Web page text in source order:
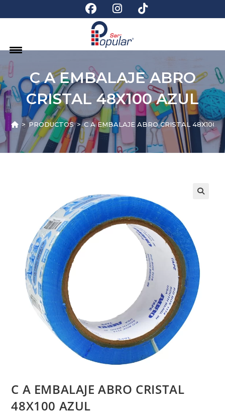
C A EMBALAJE ABRO
CRISTAL 48X100 AZUL
> PRODUCTOS > C A EMBALAJE ABRO CRISTAL 48X100
C A EMBALAJE ABRO CRISTAL
48X100 AZUL